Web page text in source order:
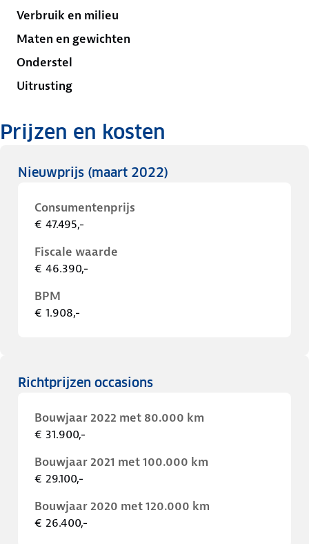
Verbruik en milieu
Maten en gewichten
Onderstel
Uitrusting
Prijzen en kosten
Nieuwprijs (maart 2022)
Consumentenprijs
€ 47.495,-
Fiscale waarde
€ 46.390,-
BPM
€ 1.908,-
Richtprijzen occasions
Bouwjaar 2022 met 80.000 km
€ 31.900,-
Bouwjaar 2021 met 100.000 km
€ 29.100,-
Bouwjaar 2020 met 120.000 km
€ 26.400,-